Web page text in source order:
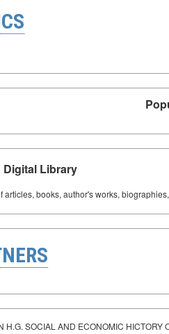
Digital Library
articles, books, author's works,
H.G. SOCIAL AND ECONOMIC HICTORY